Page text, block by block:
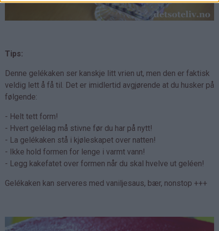
Tips:
Denne gelékaken ser kanskje litt vrien ut, men den er faktisk
veldig lett å få til. Det er imidlertid avgjørende at du husker på
følgende:
- Helt tett form!
- Hvert gelélag må stivne før du har på nytt!
- La gelékaken stå i kjøleskapet over natten!
- Ikke hold formen for lenge i varmt vann!
- Legg kakefatet over formen når du skal hvelve ut geléen!
Gelékaken kan serveres med vaniljesaus, bær, nonstop +++